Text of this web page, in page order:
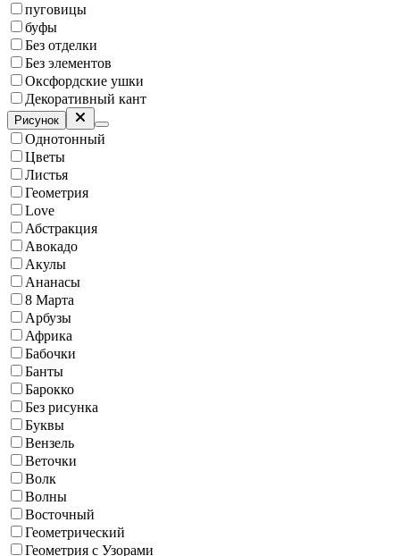
пуговицы
буфы
Без отделки
Без элементов
Оксфордские ушки
Декоративный кант
Рисунок
Однотонный
Цветы
Листья
Геометрия
Love
Абстракция
Авокадо
Акулы
Ананасы
8 Марта
Арбузы
Африка
Бабочки
Банты
Барокко
Без рисунка
Буквы
Вензель
Веточки
Волк
Волны
Восточный
Геометрический
Геометрия с Узорами